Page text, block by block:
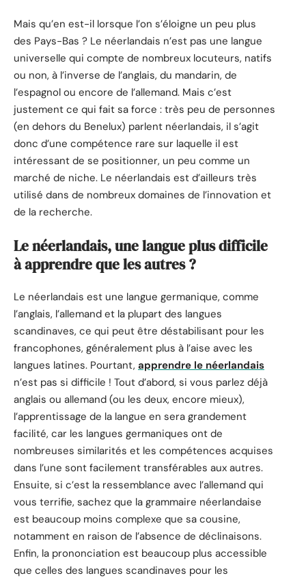
Mais qu’en est-il lorsque l’on s’éloigne un peu plus
des Pays-Bas ? Le néerlandais n’est pas une langue
universelle qui compte de nombreux locuteurs, natifs
ou non, à l’inverse de l’anglais, du mandarin, de
l’espagnol ou encore de l’allemand. Mais c’est
justement ce qui fait sa force : très peu de personnes
(en dehors du Benelux) parlent néerlandais, il s’agit
donc d’une compétence rare sur laquelle il est
intéressant de se positionner, un peu comme un
marché de niche. Le néerlandais est d’ailleurs très
utilisé dans de nombreux domaines de l’innovation et
de la recherche.
Le néerlandais, une langue plus difficile
à apprendre que les autres ?
Le néerlandais est une langue germanique, comme
l’anglais, l’allemand et la plupart des langues
scandinaves, ce qui peut être déstabilisant pour les
francophones, généralement plus à l’aise avec les
langues latines. Pourtant, apprendre le néerlandais
n’est pas si difficile ! Tout d’abord, si vous parlez déjà
anglais ou allemand (ou les deux, encore mieux),
l’apprentissage de la langue en sera grandement
facilité, car les langues germaniques ont de
nombreuses similarités et les compétences acquises
dans l’une sont facilement transférables aux autres.
Ensuite, si c’est la ressemblance avec l’allemand qui
vous terrifie, sachez que la grammaire néerlandaise
est beaucoup moins complexe que sa cousine,
notamment en raison de l’absence de déclinaisons.
Enfin, la prononciation est beaucoup plus accessible
que celles des langues scandinaves pour les